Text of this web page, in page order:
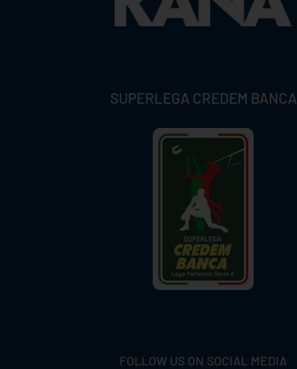
SUPERLEGA CREDEM BANCA
FOLLOW US ON SOCIAL MEDIA